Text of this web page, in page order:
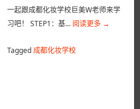
一起跟成都化妆学校巨美W老师来学
习吧！ STEP1：基... 阅读更多 →
Tagged成都化妆学校